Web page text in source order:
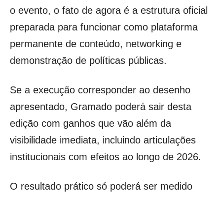
o evento, o fato de agora é a estrutura oficial
preparada para funcionar como plataforma
permanente de conteúdo, networking e
demonstração de políticas públicas.
Se a execução corresponder ao desenho
apresentado, Gramado poderá sair desta
edição com ganhos que vão além da
visibilidade imediata, incluindo articulações
institucionais com efeitos ao longo de 2026.
O resultado prático só poderá ser medido